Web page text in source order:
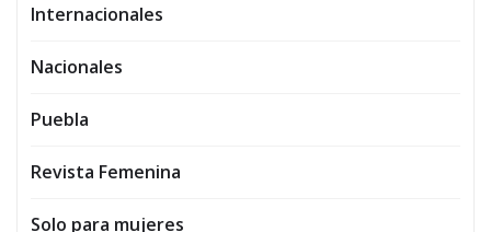
Internacionales
Nacionales
Puebla
Revista Femenina
Solo para mujeres